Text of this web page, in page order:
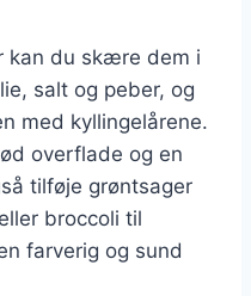
kan du skære dem i
salt og peber, og
med kyllingelårene.
overflade og en
tilføje grøntsager
broccoli til
farverig og sund